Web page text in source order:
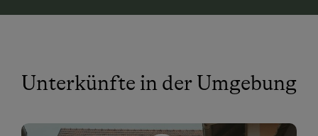
Unterkünfte in der Umgebung